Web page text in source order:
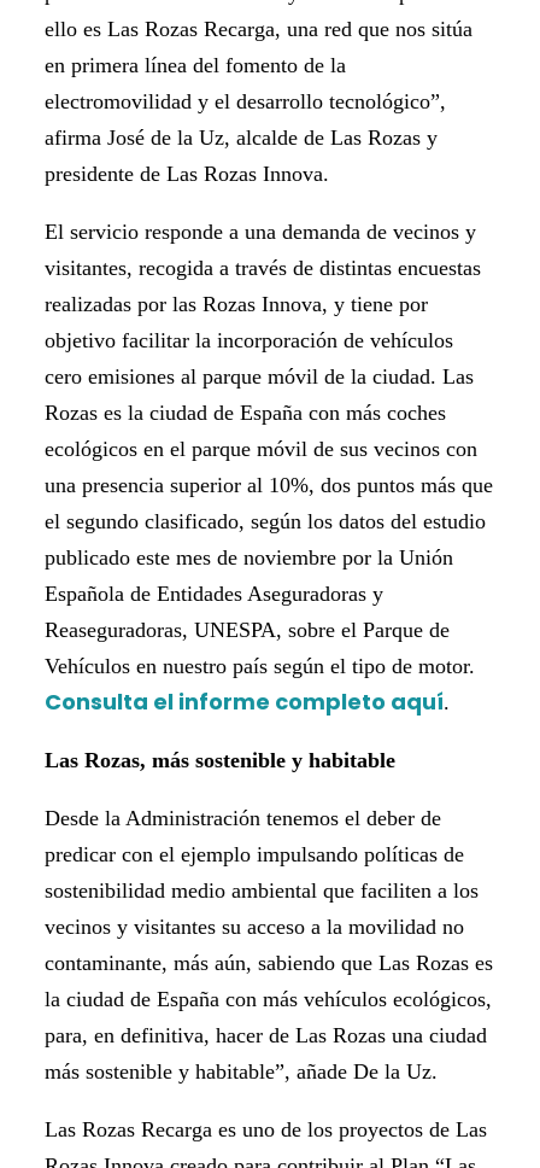
ello es Las Rozas Recarga, una red que nos sitúa
en primera línea del fomento de la
electromovilidad y el desarrollo tecnológico”,
afirma José de la Uz, alcalde de Las Rozas y
presidente de Las Rozas Innova.
El servicio responde a una demanda de vecinos y
visitantes, recogida a través de distintas encuestas
realizadas por las Rozas Innova, y tiene por
objetivo facilitar la incorporación de vehículos
cero emisiones al parque móvil de la ciudad. Las
Rozas es la ciudad de España con más coches
ecológicos en el parque móvil de sus vecinos con
una presencia superior al 10%, dos puntos más que
el segundo clasificado, según los datos del estudio
publicado este mes de noviembre por la Unión
Española de Entidades Aseguradoras y
Reaseguradoras, UNESPA, sobre el Parque de
Vehículos en nuestro país según el tipo de motor.
Consulta el informe completo aquí.
Las Rozas, más sostenible y habitable
Desde la Administración tenemos el deber de
predicar con el ejemplo impulsando políticas de
sostenibilidad medio ambiental que faciliten a los
vecinos y visitantes su acceso a la movilidad no
contaminante, más aún, sabiendo que Las Rozas es
la ciudad de España con más vehículos ecológicos,
para, en definitiva, hacer de Las Rozas una ciudad
más sostenible y habitable”, añade De la Uz.
Las Rozas Recarga es uno de los proyectos de Las